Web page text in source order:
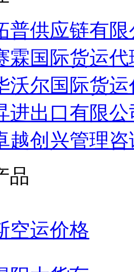
普供应链有限
霖国际货运
沃尔国际货
进出口有限公
越创兴管理
品
空运价格